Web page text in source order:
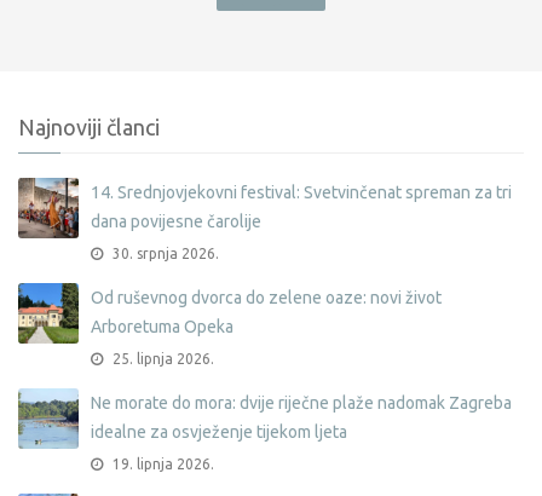
Najnoviji članci
14. Srednjovjekovni festival: Svetvinčenat spreman za tri
dana povijesne čarolije
30. srpnja 2026.
Od ruševnog dvorca do zelene oaze: novi život
Arboretuma Opeka
25. lipnja 2026.
Ne morate do mora: dvije riječne plaže nadomak Zagreba
idealne za osvježenje tijekom ljeta
19. lipnja 2026.